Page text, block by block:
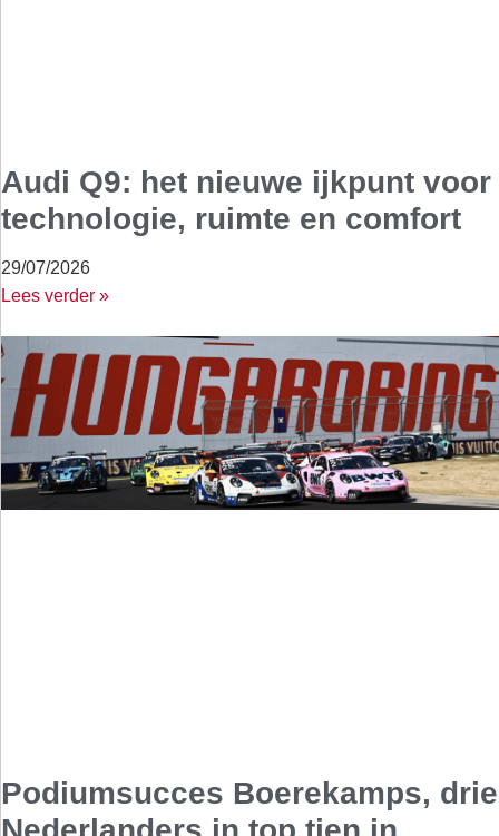
Audi Q9: het nieuwe ijkpunt voor
technologie, ruimte en comfort
29/07/2026
Lees verder »
Podiumsucces Boerekamps, drie